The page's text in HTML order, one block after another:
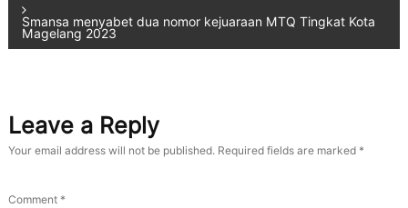
Smansa menyabet dua nomor kejuaraan MTQ Tingkat Kota
Magelang 2023
Leave a Reply
Your email address will not be published. Required fields are marked *
Comment *